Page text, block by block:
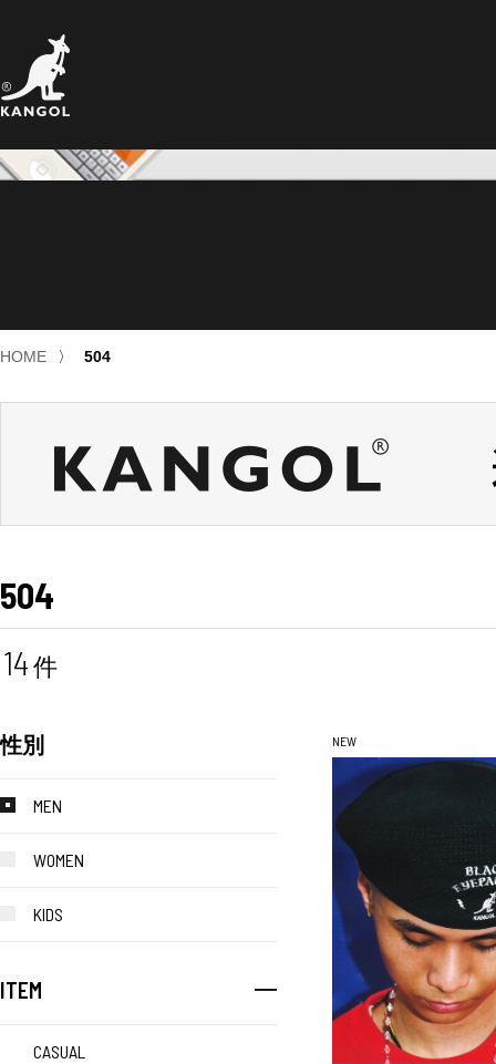
HOME 〉 504
504
14 件
性別
MEN
WOMEN
KIDS
ITEM
CASUAL
NEW